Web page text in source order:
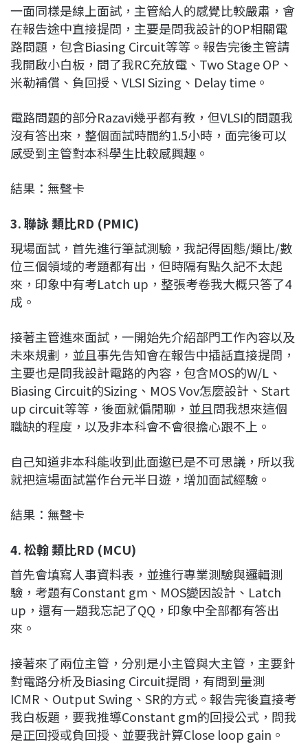
一面同樣是線上面試，主管給人的感覺比較嚴肅，會
在報告途中直接提問，主要是問我設計的OP相關電
路問題，包含Biasing Circuit等等。報告完後主管請
我開啟小白板，問了我RC充放電、Two Stage OP、
米勒補償、負回授、VLSI Sizing、Delay time。
電路問題的部分Razavi幾乎都有教，但VLSI的問題我
沒有答出來，整個面試時間約1.5小時，面完後可以
感受到主管對本科學生比較感興趣。
結果：無聲卡
3. 聯詠 類比RD (PMIC)
現場面試，首先進行筆試測驗，我記得固態/類比/數
位三個領域的考題都有出，但時隔有點久記不太起
來，印象中有考Latch up，整張考卷我大概只答了4
成。
接著主管進來面試，一開始先介紹部門工作內容以及
未來規劃，並且事先告知會在報告中插話直接提問，
主要也是問我設計電路的內容，包含MOS的W/L、
Biasing Circuit的Sizing、MOS Vov怎麼設計、Start
up circuit等等，後面就偏閒聊，並且問我想來這個
職缺的程度，以及非本科會不會很擔心跟不上。
自己知道非本科能收到此面邀已是不可思議，所以我
就把這場面試當作台元半日遊，增加面試經驗。
結果：無聲卡
4. 松翰 類比RD (MCU)
首先會填寫人事資料表，並進行專業測驗與邏輯測
驗，考題有Constant gm、MOS變因設計、Latch
up，還有一題我忘記了QQ，印象中全部都有答出
來。
接著來了兩位主管，分別是小主管與大主管，主要針
對電路分析及Biasing Circuit提問，有問到量測
ICMR、Output Swing、SR的方式。報告完後直接考
我白板題，要我推導Constant gm的回授公式，問我
是正回授或負回授、並要我計算Close loop gain。